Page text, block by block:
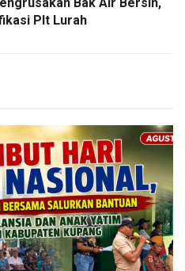
Plt Lurah